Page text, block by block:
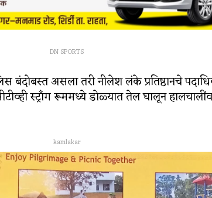
DN SPORTS
बंदोबस्त असला तरी नीलेश लंके प्रतिष्ठानचे
स्ट्राँग रूममध्ये डोळ्यात तेल घालून
kamlakar